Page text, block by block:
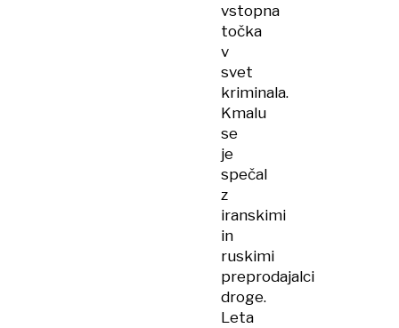
vstopna
točka
v
svet
kriminala.
Kmalu
se
je
spečal
z
iranskimi
in
ruskimi
preprodajalci
droge.
Leta